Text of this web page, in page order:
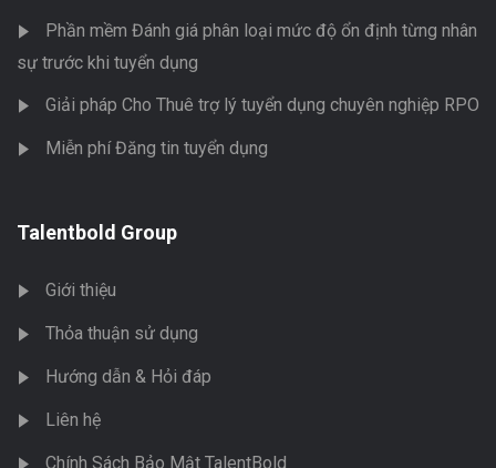
Phần mềm Đánh giá phân loại mức độ ổn định từng nhân
sự trước khi tuyển dụng
Giải pháp Cho Thuê trợ lý tuyển dụng chuyên nghiệp RPO
Miễn phí Đăng tin tuyển dụng
Talentbold Group
Giới thiệu
Thỏa thuận sử dụng
Hướng dẫn & Hỏi đáp
Liên hệ
Chính Sách Bảo Mật TalentBold